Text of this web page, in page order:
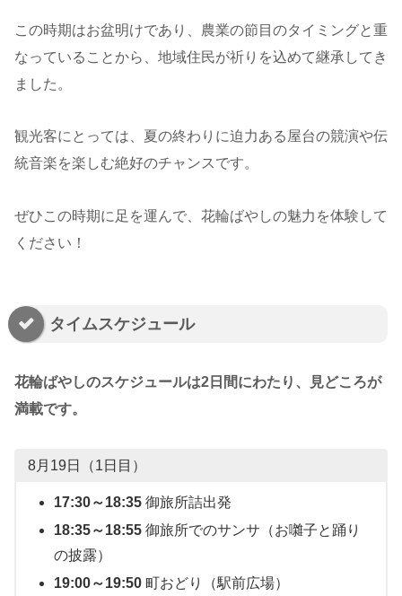
この時期はお盆明けであり、農業の節目のタイミングと重
なっていることから、地域住民が祈りを込めて継承してき
ました。
観光客にとっては、夏の終わりに迫力ある屋台の競演や伝
統音楽を楽しむ絶好のチャンスです。
ぜひこの時期に足を運んで、花輪ばやしの魅力を体験して
ください！
タイムスケジュール
花輪ばやしのスケジュールは2日間にわたり、見どころが
満載です。
8月19日（1日目）
17:30～18:35御旅所詰出発
18:35～18:55御旅所でのサンサ（お囃子と踊り
の披露）
19:00～19:50町おどり（駅前広場）